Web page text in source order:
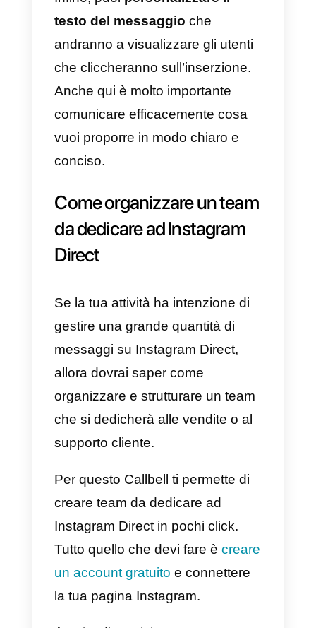
Come personalizzare le
ads per Instagram Direct
Per ottenere il massimo risultato
dalle tue ads dovrai fare in modo
utenti, innanzitutto
il tuo pubblico di riferimento
conversazione.
Dovrai specificare gli interessi del
tuo pubblico, così come i loro
comportamenti, in modo da poter
bacino di utenti interessati
tua attività, i tuoi prodotti o servizi
il più accuratamente possibile,
senza restringere troppo il
numero dei potenziali interessati.